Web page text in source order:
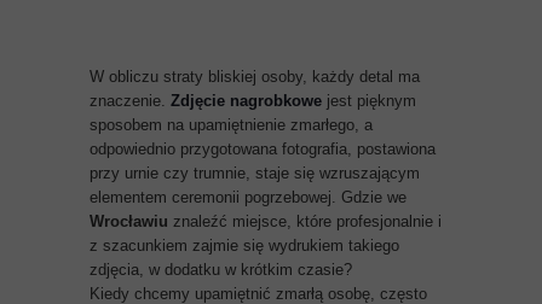
W obliczu straty bliskiej osoby, każdy detal ma
znaczenie. Zdjęcie nagrobkowe jest pięknym
sposobem na upamiętnienie zmarłego, a
odpowiednio przygotowana fotografia, postawiona
przy urnie czy trumnie, staje się wzruszającym
elementem ceremonii pogrzebowej. Gdzie we
Wrocławiu znaleźć miejsce, które profesjonalnie i
z szacunkiem zajmie się wydrukiem takiego
zdjęcia, w dodatku w krótkim czasie?
Kiedy chcemy upamiętnić zmarłą osobę, często